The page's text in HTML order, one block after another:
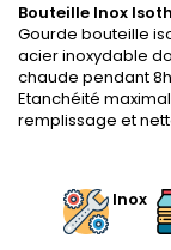
Bouteille Inox
Gourde bouteille
acier inoxydable
chaude pendant
Etanchéité
remplissage et
Inox